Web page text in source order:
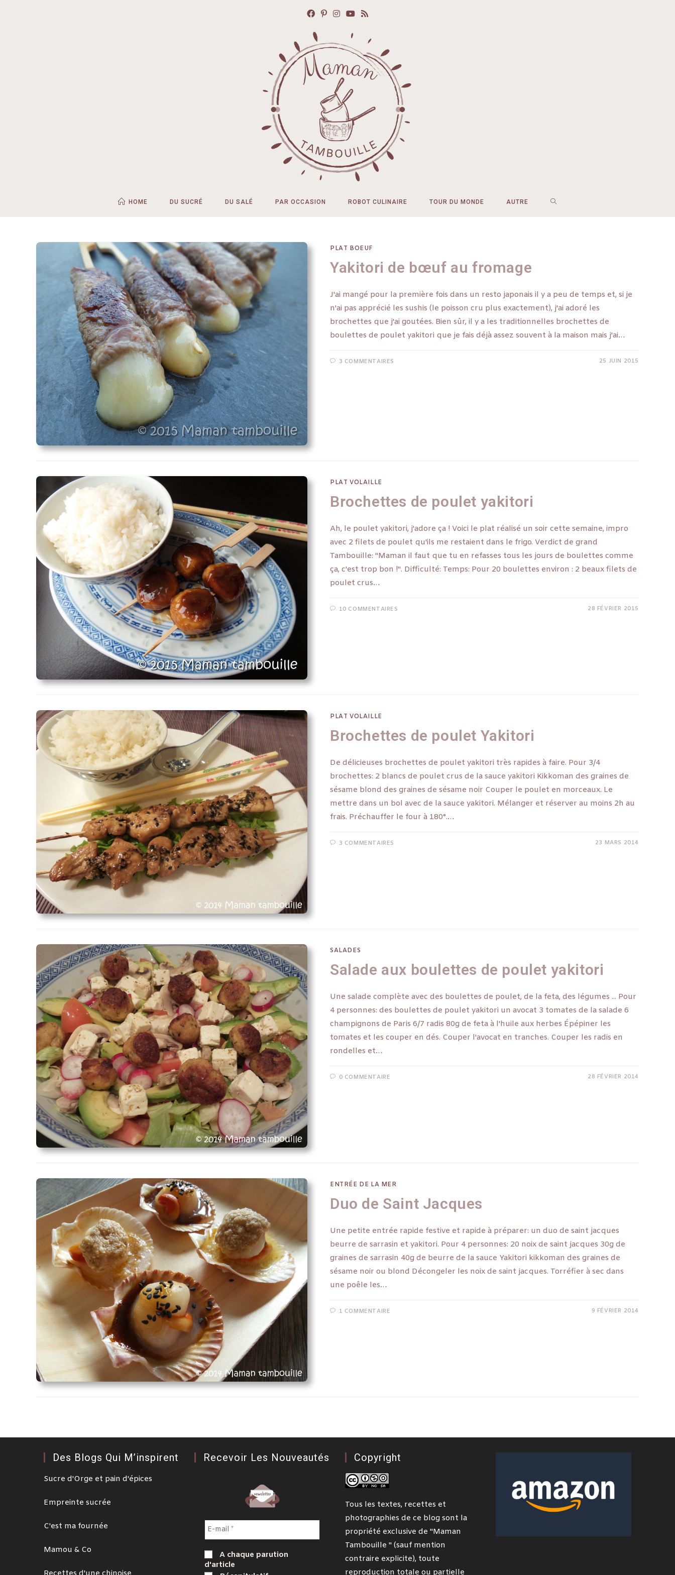
HOME DU SUCRÉ DU SALÉ PAR OCCASION ROBOT CULINAIRE TOUR DU MONDE AUTRE
PLAT BOEUF
Yakitori de bœuf au fromage
J'ai mangé pour la première fois dans un resto japonais il y a peu de temps et, si je
n'ai pas apprécié les sushis (le poisson cru plus exactement), j'ai adoré les
brochettes que j'ai goutées. Bien sûr, il y a les traditionnelles brochettes de
boulettes de poulet yakitori que je fais déjà assez souvent à la maison mais j'ai…
3 COMMENTAIRES 25 JUIN 2015
PLAT VOLAILLE
Brochettes de poulet yakitori
Ah, le poulet yakitori, j'adore ça ! Voici le plat réalisé un soir cette semaine, impro
avec 2 filets de poulet qu'ils me restaient dans le frigo. Verdict de grand
Tambouille: "Maman il faut que tu en refasses tous les jours de boulettes comme
ça, c'est trop bon !". Difficulté: Temps: Pour 20 boulettes environ : 2 beaux filets de
poulet crus…
10 COMMENTAIRES 28 FÉVRIER 2015
PLAT VOLAILLE
Brochettes de poulet Yakitori
De délicieuses brochettes de poulet yakitori très rapides à faire. Pour 3/4
brochettes: 2 blancs de poulet crus de la sauce yakitori Kikkoman des graines de
sésame blond des graines de sésame noir Couper le poulet en morceaux. Le
mettre dans un bol avec de la sauce yakitori. Mélanger et réserver au moins 2h au
frais. Préchauffer le four à 180°.…
3 COMMENTAIRES 23 MARS 2014
SALADES
Salade aux boulettes de poulet yakitori
Une salade complète avec des boulettes de poulet, de la feta, des légumes ... Pour
4 personnes: des boulettes de poulet yakitori un avocat 3 tomates de la salade 6
champignons de Paris 6/7 radis 80g de feta à l'huile aux herbes Épépiner les
tomates et les couper en dés. Couper l'avocat en tranches. Couper les radis en
rondelles et…
0 COMMENTAIRE 28 FÉVRIER 2014
ENTRÉE DE LA MER
Duo de Saint Jacques
Une petite entrée rapide festive et rapide à préparer: un duo de saint jacques
beurre de sarrasin et yakitori. Pour 4 personnes: 20 noix de saint jacques 30g de
graines de sarrasin 40g de beurre de la sauce Yakitori kikkoman des graines de
sésame noir ou blond Décongeler les noix de saint jacques. Torréfier à sec dans
une poêle les…
1 COMMENTAIRE 9 FÉVRIER 2014
Des Blogs Qui M’inspirent
Sucre d'Orge et pain d'épices
Empreinte sucrée
C'est ma fournée
Mamou & Co
Recevoir Les Nouveautés
A chaque parution
d'article
Copyright
Tous les textes, recettes et
photographies de ce blog sont la
propriété exclusive de "Maman
Tambouille " (sauf mention
contraire explicite), toute
reproduction totale ou partielle